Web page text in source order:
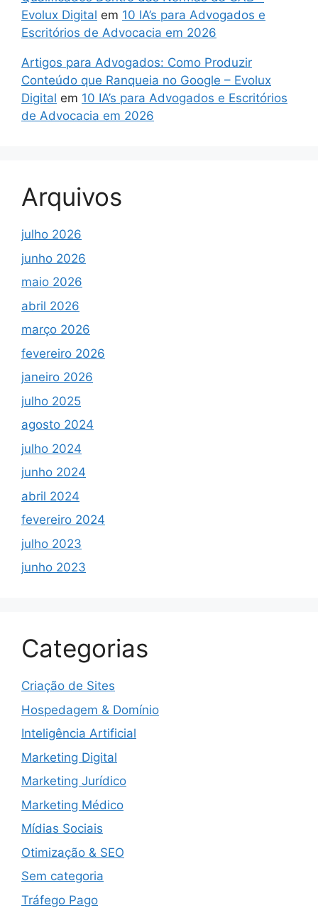
Evolux Digital em 10 IA’s para Advogados e
Escritórios de Advocacia em 2026
Artigos para Advogados: Como Produzir
Conteúdo que Ranqueia no Google – Evolux
Digital em 10 IA’s para Advogados e Escritórios
de Advocacia em 2026
Arquivos
julho 2026
junho 2026
maio 2026
abril 2026
março 2026
fevereiro 2026
janeiro 2026
julho 2025
agosto 2024
julho 2024
junho 2024
abril 2024
fevereiro 2024
julho 2023
junho 2023
Categorias
Criação de Sites
Hospedagem & Domínio
Inteligência Artificial
Marketing Digital
Marketing Jurídico
Marketing Médico
Mídias Sociais
Otimização & SEO
Sem categoria
Tráfego Pago